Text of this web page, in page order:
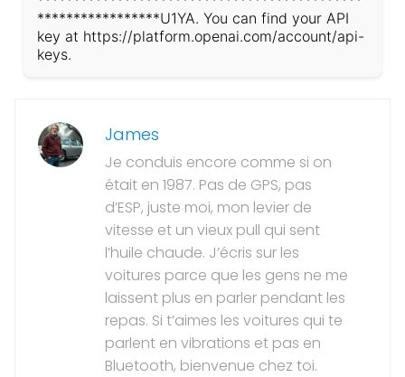
*****************U1YA. You can find your API
key at https://platform.openai.com/account/api-
keys.
James
Je conduis encore comme si on
était en 1987. Pas de GPS, pas
d’ESP, juste moi, mon levier de
vitesse et un vieux pull qui sent
l’huile chaude. J’écris sur les
voitures parce que les gens ne me
laissent plus en parler pendant les
repas. Si t’aimes les voitures qui te
parlent en vibrations et pas en
Bluetooth, bienvenue chez toi.